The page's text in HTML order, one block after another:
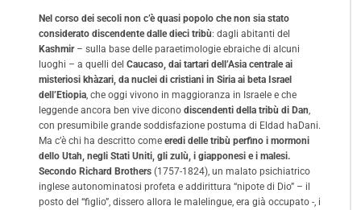
Nel corso dei secoli non c’è quasi popolo che non sia stato
considerato discendente dalle dieci tribù: dagli abitanti del
Kashmir– sulla base delle paraetimologie ebraiche di alcuni
luoghi – a quelli del Caucaso, dai tartari dell’Asia centrale ai
misteriosi khàzari, da nuclei di cristiani in Siria ai beta Israel
dell’Etiopia , che oggi vivono in maggioranza in Israele e che
leggende ancora ben vive dicono discendenti della tribù di Dan
con presumibile grande soddisfazione postuma di Eldad haDani.
Ma c’è chi ha descritto come eredi delle tribù perfino i mormoni
dello Utah, negli Stati Uniti, gli zulù, i giapponesi e i malesi.
Secondo Richard Brothers (1757-1824), un malato psichiatrico
inglese autonominatosi profeta e addirittura “nipote di Dio” – il
posto del “figlio”, dissero allora le malelingue, era già occupato -, i